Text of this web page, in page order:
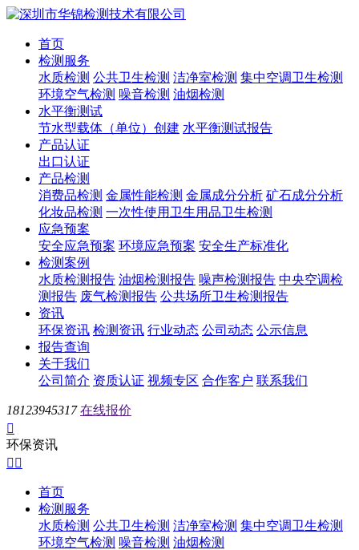
首页
检测服务
水质检测 公共卫生检测 洁净室检测 集中空调卫生检测
环境空气检测 噪音检测 油烟检测
水平衡测试
节水型载体（单位）创建 水平衡测试报告
产品认证
出口认证
产品检测
消费品检测 金属性能检测 金属成分分析 矿石成分分析
化妆品检测 一次性使用卫生用品卫生检测
应急预案
安全应急预案 环境应急预案 安全生产标准化
检测案例
水质检测报告 油烟检测报告 噪声检测报告 中央空调检
测报告 废气检测报告 公共场所卫生检测报告
资讯
环保资讯 检测资讯 行业动态 公司动态 公示信息
报告查询
关于我们
公司简介 资质认证 视频专区 合作客户 联系我们
18123945317 在线报价

环保资讯
 
首页
检测服务
水质检测 公共卫生检测 洁净室检测 集中空调卫生检测
环境空气检测 噪音检测 油烟检测